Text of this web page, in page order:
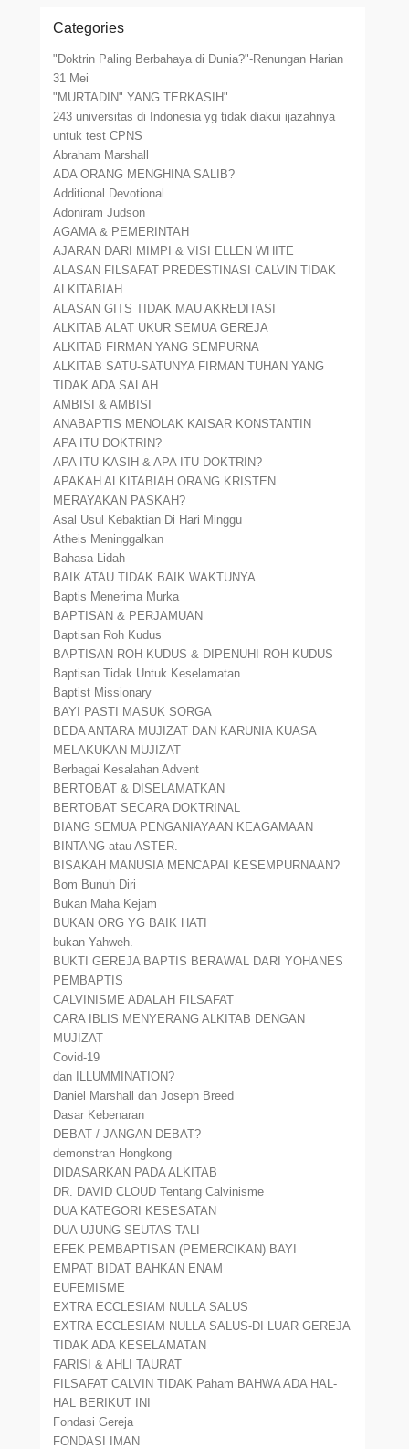
Categories
"Doktrin Paling Berbahaya di Dunia?"-Renungan Harian
31 Mei
"MURTADIN" YANG TERKASIH"
243 universitas di Indonesia yg tidak diakui ijazahnya
untuk test CPNS
Abraham Marshall
ADA ORANG MENGHINA SALIB?
Additional Devotional
Adoniram Judson
AGAMA & PEMERINTAH
AJARAN DARI MIMPI & VISI ELLEN WHITE
ALASAN FILSAFAT PREDESTINASI CALVIN TIDAK
ALKITABIAH
ALASAN GITS TIDAK MAU AKREDITASI
ALKITAB ALAT UKUR SEMUA GEREJA
ALKITAB FIRMAN YANG SEMPURNA
ALKITAB SATU-SATUNYA FIRMAN TUHAN YANG
TIDAK ADA SALAH
AMBISI & AMBISI
ANABAPTIS MENOLAK KAISAR KONSTANTIN
APA ITU DOKTRIN?
APA ITU KASIH & APA ITU DOKTRIN?
APAKAH ALKITABIAH ORANG KRISTEN
MERAYAKAN PASKAH?
Asal Usul Kebaktian Di Hari Minggu
Atheis Meninggalkan
Bahasa Lidah
BAIK ATAU TIDAK BAIK WAKTUNYA
Baptis Menerima Murka
BAPTISAN & PERJAMUAN
Baptisan Roh Kudus
BAPTISAN ROH KUDUS & DIPENUHI ROH KUDUS
Baptisan Tidak Untuk Keselamatan
Baptist Missionary
BAYI PASTI MASUK SORGA
BEDA ANTARA MUJIZAT DAN KARUNIA KUASA
MELAKUKAN MUJIZAT
Berbagai Kesalahan Advent
BERTOBAT & DISELAMATKAN
BERTOBAT SECARA DOKTRINAL
BIANG SEMUA PENGANIAYAAN KEAGAMAAN
BINTANG atau ASTER.
BISAKAH MANUSIA MENCAPAI KESEMPURNAAN?
Bom Bunuh Diri
Bukan Maha Kejam
BUKAN ORG YG BAIK HATI
bukan Yahweh.
BUKTI GEREJA BAPTIS BERAWAL DARI YOHANES
PEMBAPTIS
CALVINISME ADALAH FILSAFAT
CARA IBLIS MENYERANG ALKITAB DENGAN
MUJIZAT
Covid-19
dan ILLUMMINATION?
Daniel Marshall dan Joseph Breed
Dasar Kebenaran
DEBAT / JANGAN DEBAT?
demonstran Hongkong
DIDASARKAN PADA ALKITAB
DR. DAVID CLOUD Tentang Calvinisme
DUA KATEGORI KESESATAN
DUA UJUNG SEUTAS TALI
EFEK PEMBAPTISAN (PEMERCIKAN) BAYI
EMPAT BIDAT BAHKAN ENAM
EUFEMISME
EXTRA ECCLESIAM NULLA SALUS
EXTRA ECCLESIAM NULLA SALUS-DI LUAR GEREJA
TIDAK ADA KESELAMATAN
FARISI & AHLI TAURAT
FILSAFAT CALVIN TIDAK Paham BAHWA ADA HAL-
HAL BERIKUT INI
Fondasi Gereja
FONDASI IMAN